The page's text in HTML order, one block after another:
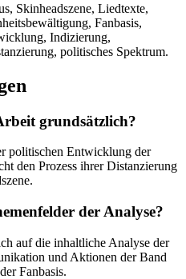
Skinheadszene, Liedtexte,
Fanbasis,
Indizierung,
politisches Spektrum.
grundsätzlich?
politischen Entwicklung der
den Prozess ihrer Distanzierung
der Analyse?
auf die inhaltliche Analyse der
und Aktionen der Band
Fanbasis.